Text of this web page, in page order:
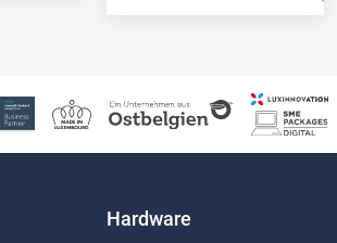
Hardware